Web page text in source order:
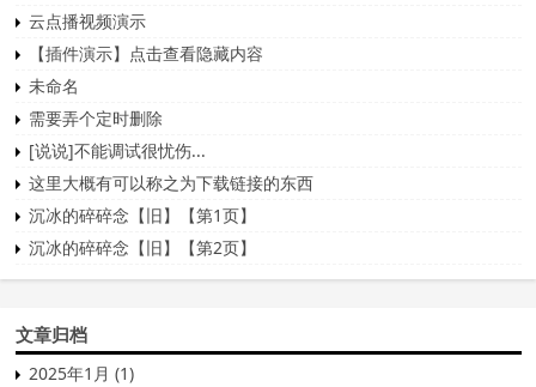
云点播视频演示
【插件演示】点击查看隐藏内容
未命名
需要弄个定时删除
[说说]不能调试很忧伤...
这里大概有可以称之为下载链接的东西
沉冰的碎碎念【旧】【第1页】
沉冰的碎碎念【旧】【第2页】
文章归档
2025年1月 (1)